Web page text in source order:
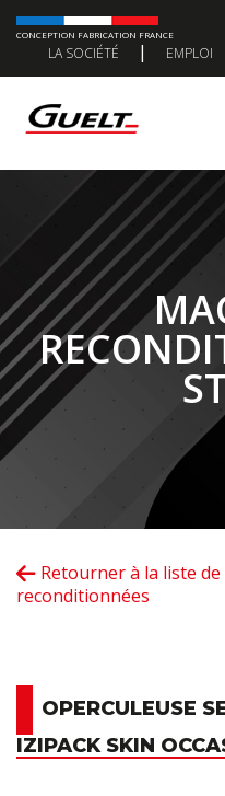
CONCEPTION FABRICATION FRANCE
LA SOCIÉTÉ | EMPLOI
Retourner à la liste
reconditionnées
OPERCULEUSE
IZIPACK SKIN